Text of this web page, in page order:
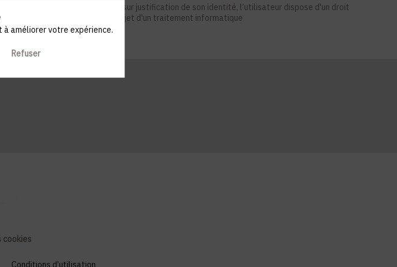
n°2004-801 du 6 août 2004, sur justification de son identité, l’utilisateur dispose d'un droit
le concernant fassent l'objet d'un traitement informatique
cookies
Conditions d'utilisation
améliorer votre expérience.
Refuser